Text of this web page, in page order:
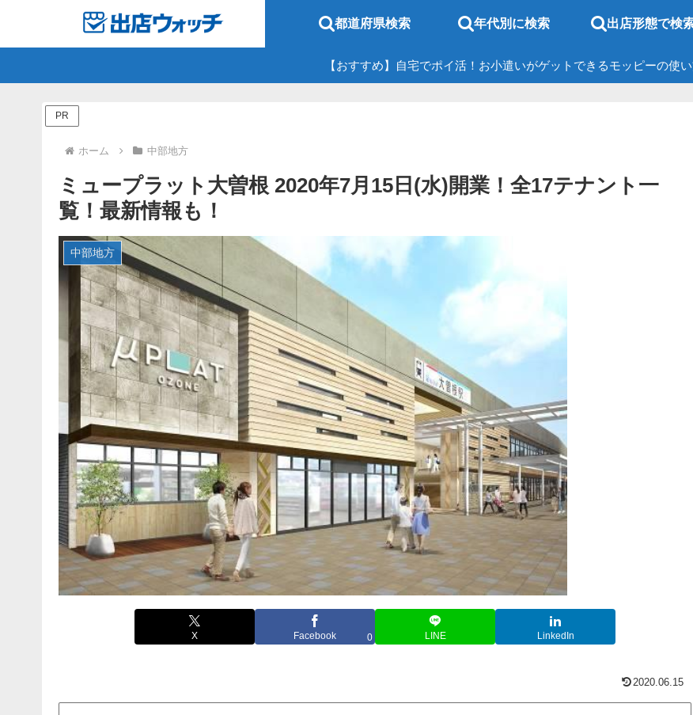
都道府県検索 年代別に検索 出店形態で検
【おすすめ】自宅でポイ活！お小遣いがゲットできるモッピーの使
PR
ホーム 中部地方
ミュープラット大曽根 2020年7月15日(水)開業！全17テナント一
覧！最新情報も！
中部地方
X Facebook 0 LINE LinkedIn
2020.06.15